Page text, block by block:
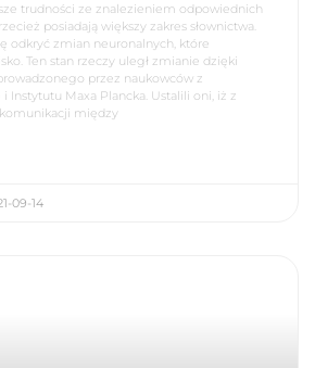
trudności ze znalezieniem odpowiednich
posiadają większy zakres słownictwa.
odkryć zmian neuronalnych, które
Ten stan rzeczy uległ zmianie dzięki
przez naukowców z
Instytutu Maxa Plancka. Ustalili oni, iż z
między
09-14